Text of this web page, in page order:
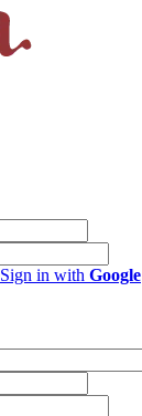
Sign in with Google